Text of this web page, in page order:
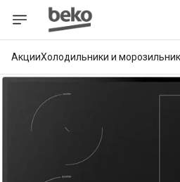
АкцииХолодильники и